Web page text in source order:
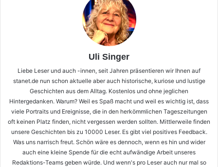
Uli Singer
Liebe Leser und auch -innen, seit Jahren präsentieren wir Ihnen auf
stanet.de nun schon aktuelle aber auch historische, kuriose und lustige
Geschichten aus dem Alltag. Kostenlos und ohne jeglichen
Hintergedanken. Warum? Weil es Spaß macht und weil es wichtig ist, dass
viele Portraits und Ereignisse, die in den herkömmlichen Tageszeitungen
oft keinen Platz finden, nicht vergessen werden sollten. Mittlerweile finden
unsere Geschichten bis zu 10000 Leser. Es gibt viel positives Feedback.
Was uns narrisch freut. Schön wäre es dennoch, wenn es hin und wider
auch eine kleine Spende für die echt aufwändige Arbeit unseres
Redaktions-Teams geben würde. Und wenn's pro Leser auch nur mal so